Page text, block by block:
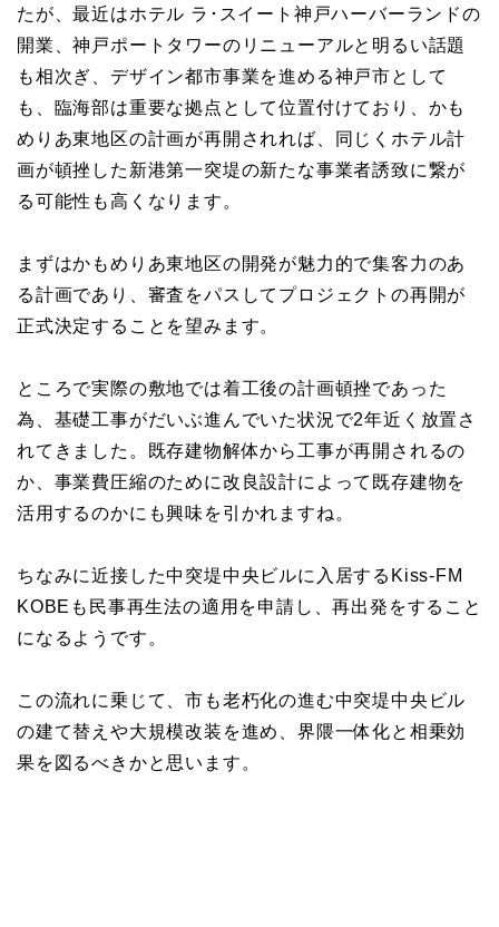
たが、最近はホテル ラ･スイート神戸ハーバーランドの
開業、神戸ポートタワーのリニューアルと明るい話題
も相次ぎ、デザイン都市事業を進める神戸市として
も、臨海部は重要な拠点として位置付けており、かも
めりあ東地区の計画が再開されれば、同じくホテル計
画が頓挫した新港第一突堤の新たな事業者誘致に繋が
る可能性も高くなります。
まずはかもめりあ東地区の開発が魅力的で集客力のあ
る計画であり、審査をパスしてプロジェクトの再開が
正式決定することを望みます。
ところで実際の敷地では着工後の計画頓挫であった
為、基礎工事がだいぶ進んでいた状況で2年近く放置さ
れてきました。既存建物解体から工事が再開されるの
か、事業費圧縮のために改良設計によって既存建物を
活用するのかにも興味を引かれますね。
ちなみに近接した中突堤中央ビルに入居するKiss-FM
KOBEも民事再生法の適用を申請し、再出発をすること
になるようです。
この流れに乗じて、市も老朽化の進む中突堤中央ビル
の建て替えや大規模改装を進め、界隈一体化と相乗効
果を図るべきかと思います。